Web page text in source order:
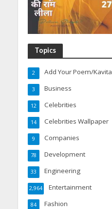
Topics
Add Your Poem/Kavita
2
Business
3
Celebrities
12
Celebrities Wallpaper
14
Companies
9
Development
78
Engineering
33
Entertainment
2,964
Fashion
84